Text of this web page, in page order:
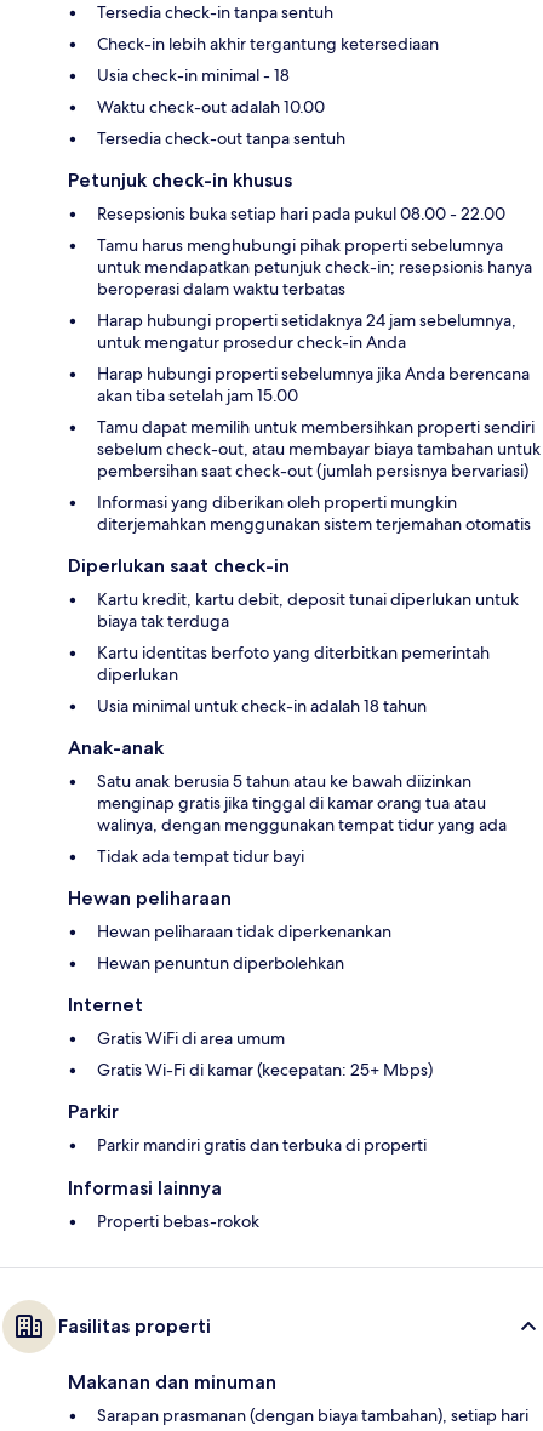
Tersedia check-in tanpa sentuh
Check-in lebih akhir tergantung ketersediaan
Usia check-in minimal - 18
Waktu check-out adalah 10.00
Tersedia check-out tanpa sentuh
Petunjuk check-in khusus
Resepsionis buka setiap hari pada pukul 08.00 - 22.00
Tamu harus menghubungi pihak properti sebelumnya
untuk mendapatkan petunjuk check-in; resepsionis hanya
beroperasi dalam waktu terbatas
Harap hubungi properti setidaknya 24 jam sebelumnya,
untuk mengatur prosedur check-in Anda
Harap hubungi properti sebelumnya jika Anda berencana
akan tiba setelah jam 15.00
Tamu dapat memilih untuk membersihkan properti sendiri
sebelum check-out, atau membayar biaya tambahan untuk
pembersihan saat check-out (jumlah persisnya bervariasi)
Informasi yang diberikan oleh properti mungkin
diterjemahkan menggunakan sistem terjemahan otomatis
Diperlukan saat check-in
Kartu kredit, kartu debit, deposit tunai diperlukan untuk
biaya tak terduga
Kartu identitas berfoto yang diterbitkan pemerintah
diperlukan
Usia minimal untuk check-in adalah 18 tahun
Anak-anak
Satu anak berusia 5 tahun atau ke bawah diizinkan
menginap gratis jika tinggal di kamar orang tua atau
walinya, dengan menggunakan tempat tidur yang ada
Tidak ada tempat tidur bayi
Hewan peliharaan
Hewan peliharaan tidak diperkenankan
Hewan penuntun diperbolehkan
Internet
Gratis WiFi di area umum
Gratis Wi-Fi di kamar (kecepatan: 25+ Mbps)
Parkir
Parkir mandiri gratis dan terbuka di properti
Informasi lainnya
Properti bebas-rokok
Fasilitas properti
Makanan dan minuman
Sarapan prasmanan (dengan biaya tambahan), setiap hari